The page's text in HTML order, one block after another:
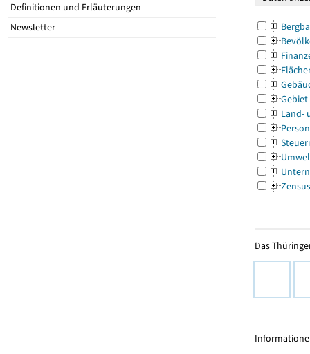
Definitionen und Erläuterungen
Newsletter
Gebiet
Land-
Zensus
Das